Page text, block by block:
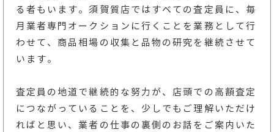
る者もいます。須賀質店ではすべての査定員に、毎
月業者専門オークションに行くことを業務として行
わせて、商品相場の収集と品物の研究を継続させて
います。
査定員の地道で継続的な努力が、店頭での高額査定
につながっていることを、少しでもご理解いただけ
ればと思い、業者の仕事の裏側のお話をご案内いた